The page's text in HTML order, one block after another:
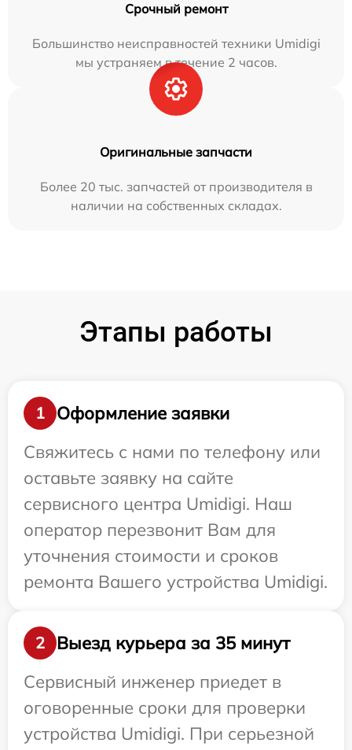
Срочный ремонт
Большинство неисправностей техники Umidigi
мы устраняем в течение 2 часов.
Оригинальные запчасти
Более 20 тыс. запчастей от производителя в
наличии на собственных складах.
Этапы работы
1
Оформление заявки
Свяжитесь с нами по телефону или
оставьте заявку на сайте
сервисного центра Umidigi. Наш
оператор перезвонит Вам для
уточнения стоимости и сроков
ремонта Вашего устройства Umidigi.
2
Выезд курьера за 35 минут
Сервисный инженер приедет в
оговоренные сроки для проверки
устройства Umidigi. При серьезной